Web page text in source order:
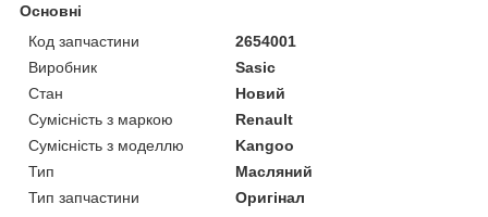
Основні
Код запчастини
2654001
Виробник
Sasic
Стан
Новий
Сумісність з маркою
Renault
Сумісність з моделлю
Kangoo
Тип
Масляний
Тип запчастини
Оригінал